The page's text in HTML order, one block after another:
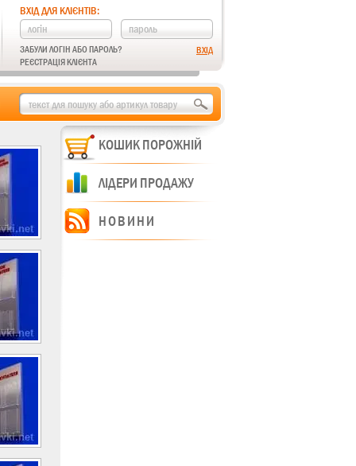
ВХІД ДЛЯ КЛІЄНТІВ:
ЗАБУЛИ ЛОГІН АБО ПАРОЛЬ?
РЕЄСТРАЦІЯ КЛІЄНТА
КОШИК ПОРОЖНІЙ
ЛІДЕРИ ПРОДАЖУ
НОВИНИ